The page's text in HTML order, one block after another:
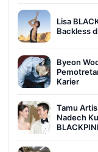
Lisa
Backless
Byeon
Karier
Tamu
Nadech